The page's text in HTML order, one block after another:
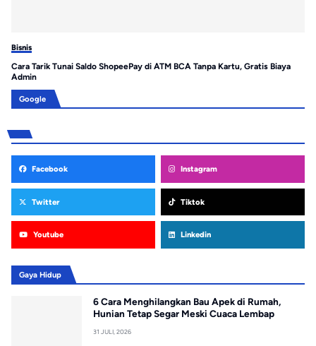
Bisnis
Cara Tarik Tunai Saldo ShopeePay di ATM BCA Tanpa Kartu, Gratis Biaya
Admin
Google
Facebook Instagram
Twitter Tiktok
Youtube Linkedin
Gaya Hidup
6 Cara Menghilangkan Bau Apek di Rumah,
Hunian Tetap Segar Meski Cuaca Lembap
31 JULI, 2026